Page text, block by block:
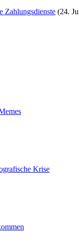
Zahlungsdienste (24.
Krise